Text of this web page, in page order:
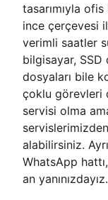
tasarımıyla ofis
ince çerçevesi
verimli saatler
bilgisayar,
dosyaları bile
çoklu görevleri
servisi olma
alabilirsiniz.
WhatsApp
an yanınızdayız.